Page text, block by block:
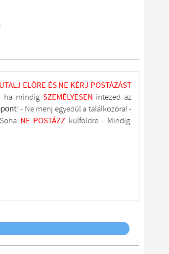
ELŐRE ÉS NE KÉRJ POSTÁZÁST
ha mindig SZEMÉLYESEN intézed az
!- Ne menj egyedül a találkozóra! -
Soha NE POSTÁZZ külföldre- Mindig